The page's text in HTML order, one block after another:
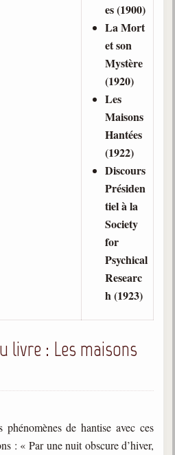
es (1900)
La Mort
et son
Mystère
(1920)
Les
Maisons
Hantées
(1922)
Discours
Présiden
tiel à la
Society
for
Psychical
Researc
h (1923)
livre : Les maisons
de hantise avec ces
: « Par une nuit obscure d’hiver,